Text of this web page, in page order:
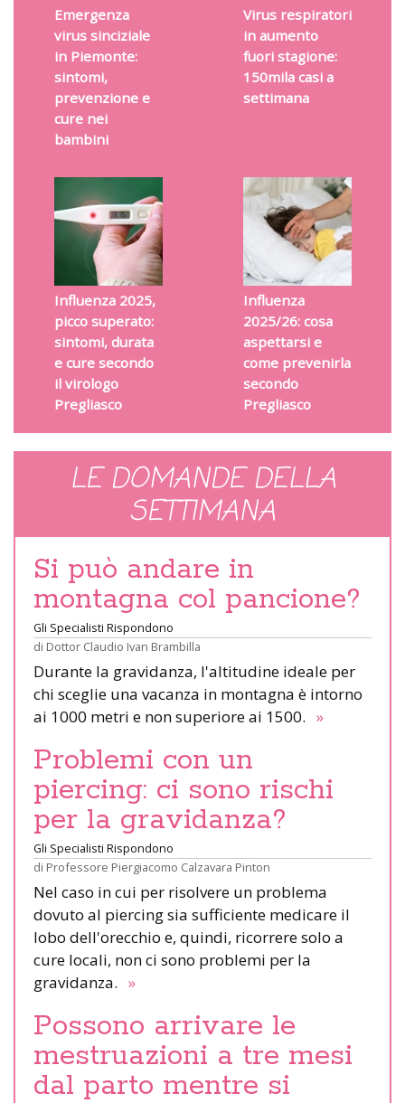
Emergenza
virus sinciziale
in Piemonte:
sintomi,
prevenzione e
cure nei
bambini
Virus respiratori
in aumento
fuori stagione:
150mila casi a
settimana
Influenza 2025,
picco superato:
sintomi, durata
e cure secondo
il virologo
Pregliasco
Influenza
2025/26: cosa
aspettarsi e
come prevenirla
secondo
Pregliasco
LE DOMANDE DELLA
SETTIMANA
Si può andare in
montagna col pancione?
Gli Specialisti Rispondono
di Dottor Claudio Ivan Brambilla
Durante la gravidanza, l'altitudine ideale per
chi sceglie una vacanza in montagna è intorno
ai 1000 metri e non superiore ai 1500. »
Problemi con un
piercing: ci sono rischi
per la gravidanza?
Gli Specialisti Rispondono
di Professore Piergiacomo Calzavara Pinton
Nel caso in cui per risolvere un problema
dovuto al piercing sia sufficiente medicare il
lobo dell'orecchio e, quindi, ricorrere solo a
cure locali, non ci sono problemi per la
gravidanza. »
Possono arrivare le
mestruazioni a tre mesi
dal parto mentre si